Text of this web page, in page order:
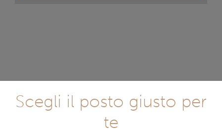
Scegli il posto giusto per
te